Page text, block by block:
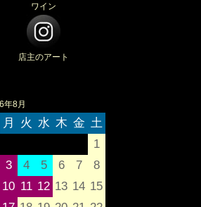
ワイン
店主のアート
年8月
月 火 水 木 金 土
1
3 4 5 6 7
8
10 11 12 13 14 15